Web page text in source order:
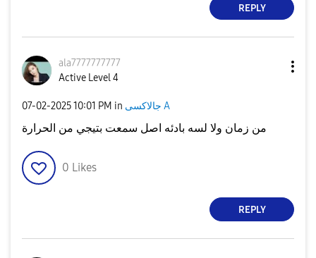
REPLY
ala7777777777
Active Level 4
‎07-02-202510:01 PM in جالاكسى A
من زمان ولا لسه بادئه اصل سمعت بتيجي من الحرارة
0 Likes
REPLY